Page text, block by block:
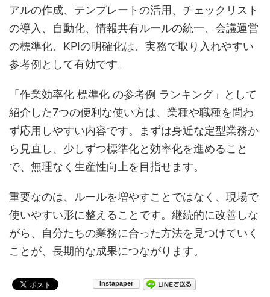
アルの作成、テンプレートの活用、チェックリスト
の導入、自動化、情報共有ルールの統一、会議運営
の標準化、KPIの明確化は、実務で取り入れやすい
参考例として有効です。
「作業効率化 標準化 の参考例 ランキング」として
紹介した7つの便利な使い方は、業種や職種を問わ
ず応用しやすい内容です。まずは身近な定型業務か
ら見直し、少しずつ標準化と効率化を進めること
で、無理なく生産性向上を目指せます。
重要なのは、ルールを増やすことではなく、現場で
使いやすい形に整えることです。継続的に改善しな
がら、自分たちの業務に合った方法を見つけていく
ことが、長期的な成果につながります。